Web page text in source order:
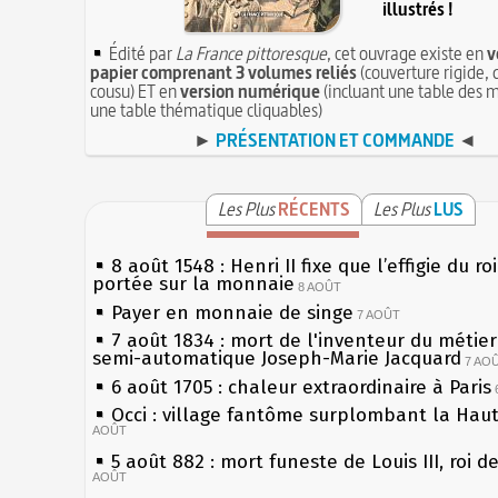
illustrés !
Édité parLa France pittoresque, cet ouvrage existe en
papier comprenant 3 volumes reliés(couverture rigide,
cousu) ET enversion numérique(incluant une table des
une table thématique cliquables)
► PRÉSENTATION ET COMMANDE ◄
Les PlusRÉCENTS Les PlusLUS
8 août 1548 : Henri II fixe que l’effigie du
portée sur la monnaie 8 AOÛT
Payer en monnaie de singe 7 AOÛT
7 août 1834 : mort de l'inventeur du
semi-automatique Joseph-Marie Jacquard 7
6 août 1705 : chaleur extraordinaire à Paris
Occi : village fantôme surplombant la
AOÛT
5 août 882 : mort funeste de Louis III, roi
AOÛT